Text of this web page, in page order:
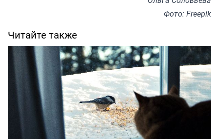
Фото: Freepik
Читайте также